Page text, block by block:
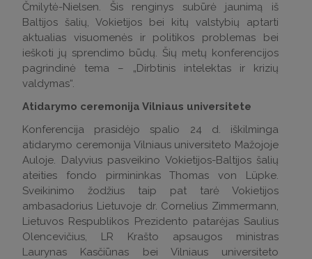
Čmilytė-Nielsen. Šis renginys subūrė jaunimą iš
Baltijos šalių, Vokietijos bei kitų valstybių aptarti
aktualias visuomenės ir politikos problemas bei
ieškoti jų sprendimo būdų. Šių metų konferencijos
pagrindinė tema – „Dirbtinis intelektas ir krizių
valdymas“.
Atidarymo ceremonija Vilniaus universitete
Konferencija prasidėjo spalio 24 d. iškilminga
atidarymo ceremonija Vilniaus universiteto Mažojoje
Auloje. Dalyvius pasveikino Vokietijos-Baltijos šalių
ateities fondo pirmininkas Thomas von Lüpke.
Sveikinimo žodžius taip pat tarė Vokietijos
ambasadorius Lietuvoje dr. Cornelius Zimmermann,
Lietuvos Respublikos Prezidento patarėjas Saulius
Olencevičius, LR Krašto apsaugos ministras
Laurynas Kasčiūnas bei Vilniaus universiteto